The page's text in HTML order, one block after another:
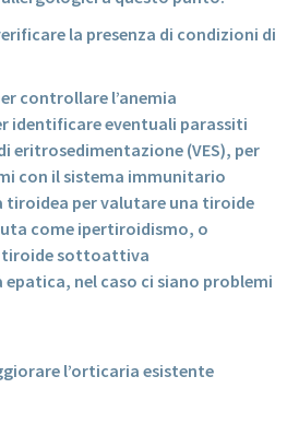
la presenza di condizioni di
controllare l’anemia
identificare eventuali parassiti
eritrosedimentazione (VES), per
con il sistema immunitario
tiroidea per valutare una tiroide
come ipertiroidismo, o
sottoattiva
nel caso ci siano problemi
l’orticaria esistente